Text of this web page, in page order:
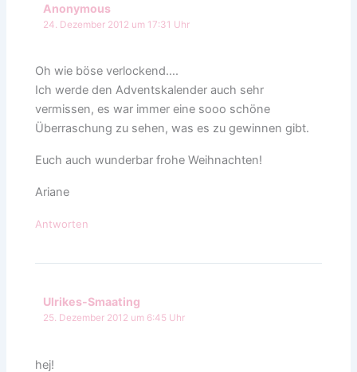
Anonymous
24. Dezember 2012 um 17:31 Uhr
Oh wie böse verlockend….
Ich werde den Adventskalender auch sehr
vermissen, es war immer eine sooo schöne
Überraschung zu sehen, was es zu gewinnen gibt.
Euch auch wunderbar frohe Weihnachten!
Ariane
Antworten
Ulrikes-Smaating
25. Dezember 2012 um 6:45 Uhr
hej!